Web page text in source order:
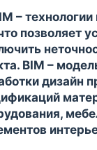
– технологии
позволяет
BIM –
дизайн